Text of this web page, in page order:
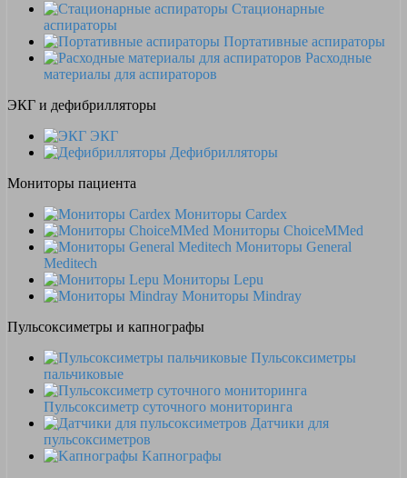
Стационарные
аспираторы
Портативные аспираторы
Расходные
материалы для аспираторов
ЭКГ и дефибрилляторы
ЭКГ
Дефибрилляторы
Мониторы пациента
Мониторы Cardex
Мониторы ChoiceMMed
Мониторы General
Meditech
Мониторы Lepu
Мониторы Mindray
Пульсоксиметры и капнографы
Пульсоксиметры
пальчиковые
Пульсоксиметр суточного мониторинга
Датчики для
пульсоксиметров
Kапнографы